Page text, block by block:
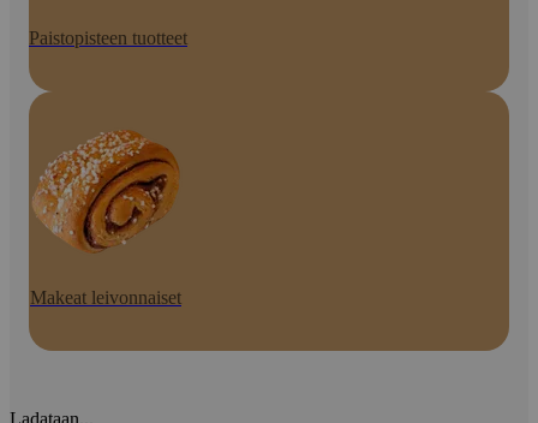
Paistopisteen tuotteet
Makeat leivonnaiset
Ladataan...